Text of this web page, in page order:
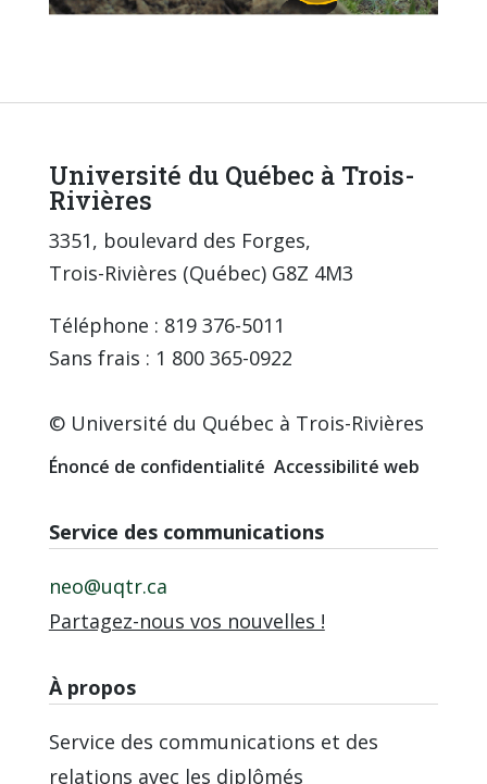
Université du Québec à Trois-
Rivières
3351, boulevard des Forges,
Trois-Rivières (Québec) G8Z 4M3
Téléphone : 819 376-5011
Sans frais : 1 800 365-0922
© Université du Québec à Trois-Rivières
Énoncé de confidentialité Accessibilité web
Service des communications
neo@uqtr.ca
Partagez-nous vos nouvelles !
À propos
Service des communications et des
relations avec les diplômés